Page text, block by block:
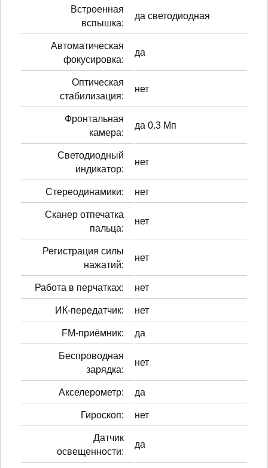
Встроенная
вспышка:
да светодиодная
Автоматическая
фокусировка:
да
Оптическая
стабилизация:
нет
Фронтальная
камера:
да 0.3 Мп
Светодиодный
индикатор:
нет
Стереодинамики: нет
Сканер отпечатка
пальца:
нет
Регистрация силы
нажатий:
нет
Работа в перчатках: нет
ИК-передатчик: нет
FM-приёмник: да
Беспроводная
зарядка:
нет
Акселерометр: да
Гироскоп: нет
Датчик
освещенности:
да